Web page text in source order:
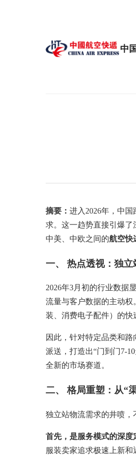
中
摘要： 进入2026年，中
求。这一趋势直接引爆了
中美、中欧之间的航空快
一、 热点透视：独
2026年3月初的行业数据
流量与客户数据的主动
装、消费电子配件）的快
因此，针对特定品类和路
派送，打造出“门到门7-
全新的市场赛道。
二、 格局重塑：从“
独立站物流需求的井喷，
首先，是服务模式的深度
服装卖家追求极速上新